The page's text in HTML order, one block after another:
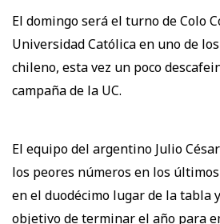
El domingo será el turno de Colo
Universidad Católica en uno de
chileno, esta vez un poco
campaña de la UC.
El equipo del argentino Julio
los peores números en los
en el duodécimo lugar de la tabla
objetivo de terminar el año para